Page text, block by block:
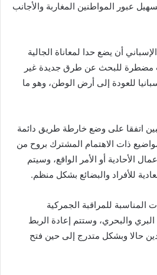
عبور المواطنين المغاربة والأجانب
أن يضع حدا لمعاناة الجالية
مضطرة للبحث عن طرق جديدة غير
للعودة إلى أرض الوطن، وهو ما
اتفقا على وضع خارطة طريق دائمة
ذات الاهتمام المشترك بروح من
الأحادية أو الأمر الواقع، وسيتم
للأفراد والبضائع بشكل منظم.
للمراقبة الجمركية
والبحري، وستتم إعادة الربط
حالا وبشكل متدرج إلى حين فتح